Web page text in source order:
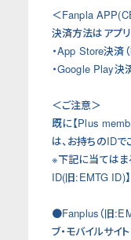
＜Fanpla
決済方法はアプリ
・App Store決済
・Google Play決
＜ご注意＞
既に【Plus
は、お持ちのIDで
※下記に当てはま
ID(旧:EMTG ID)】
●Fanplus（旧
ブ・モバイルサイ